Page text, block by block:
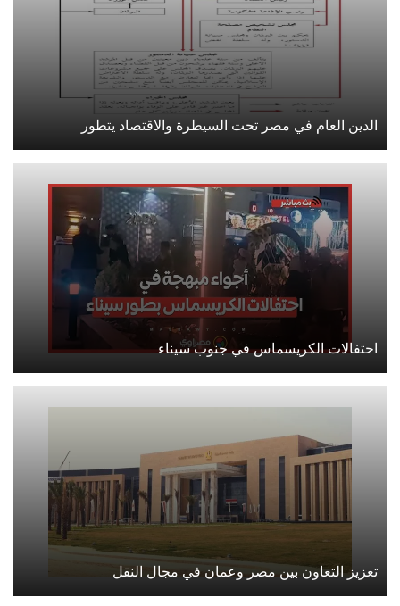
الدين العام في مصر تحت السيطرة والاقتصاد يتطور
احتفالات الكريسماس في جنوب سيناء
تعزيز التعاون بين مصر وعمان في مجال النقل